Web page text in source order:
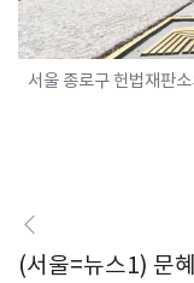
서울 종로구 헌법재판
(서울=뉴스1) 문